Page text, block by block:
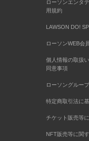
ローソンエンタ
用規約
LAWSON DO!
ローソンWEB会
個人情報の取扱
同意事項
ローソングルー
特定商取引法に
チケット販売等
NFT販売等に関